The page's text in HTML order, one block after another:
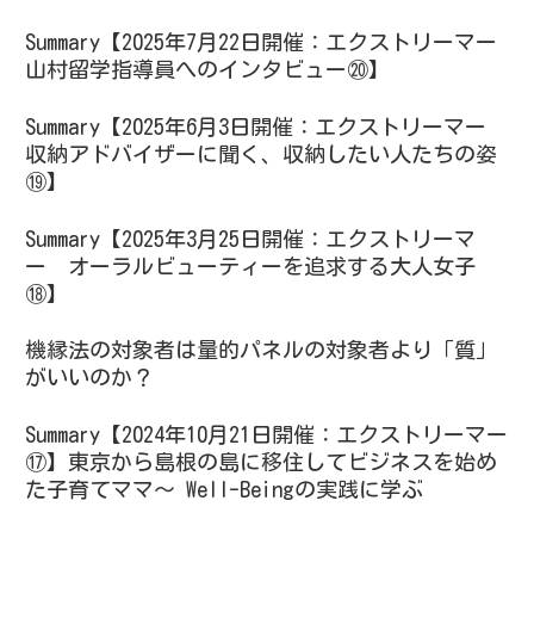
Summary【2025年7月22日開催：エクストリーマー
山村留学指導員へのインタビュー⑳】
Summary【2025年6月3日開催：エクストリーマー
収納アドバイザーに聞く、収納したい人たちの姿
⑲】
Summary【2025年3月25日開催：エクストリーマ
ー オーラルビューティーを追求する大人女子
⑱】
機縁法の対象者は量的パネルの対象者より「質」
がいいのか？
Summary【2024年10月21日開催：エクストリーマー
⑰】東京から島根の島に移住してビジネスを始め
た子育てママ～ Well-Beingの実践に学ぶ